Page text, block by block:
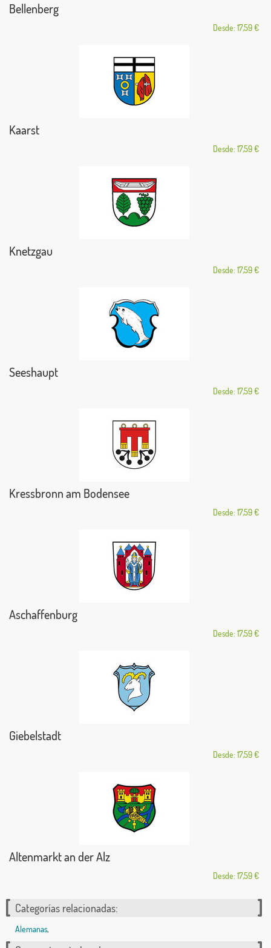
Bellenberg
Desde: 17,59 €
Kaarst
Desde: 17,59 €
Knetzgau
Desde: 17,59 €
Seeshaupt
Desde: 17,59 €
Kressbronn am Bodensee
Desde: 17,59 €
Aschaffenburg
Desde: 17,59 €
Giebelstadt
Desde: 17,59 €
Altenmarkt an der Alz
Desde: 17,59 €
Categorías relacionadas:
Alemanas,